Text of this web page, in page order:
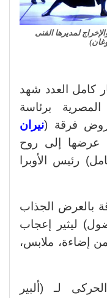
لمديرها الفنى
كامل العدد شهد
المصرية برئاسة
عروض فرقة (نيران
عرضها إلى روح
رئيس الأوبرا
بالعرض الجذاب
ليثير إعجاب
إضاءة، ملابس،
لـ (ألبير